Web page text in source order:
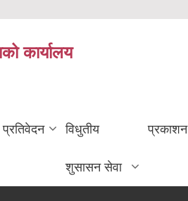
कार्यालय
प्रतिवेदन विधुतीय
शुसासन सेवा
प्रकाशन